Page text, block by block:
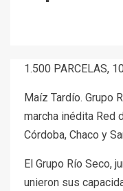
1.500 PARCELAS,
Maíz Tardío. Grupo
marcha inédita Red
Córdoba, Chaco y
El Grupo Río Seco,
unieron sus